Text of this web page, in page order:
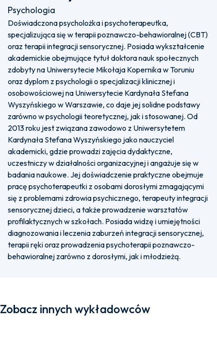
Psychologia
Doświadczona psycholożka i psychoterapeutka,
specjalizująca się w terapii poznawczo-behawioralnej (CBT)
oraz terapii integracji sensorycznej. Posiada wykształcenie
akademickie obejmujące tytuł doktora nauk społecznych
zdobyty na Uniwersytecie Mikołaja Kopernika w Toruniu
oraz dyplom z psychologii o specjalizacji klinicznej i
osobowościowej na Uniwersytecie Kardynała Stefana
Wyszyńskiego w Warszawie, co daje jej solidne podstawy
zarówno w psychologii teoretycznej, jak i stosowanej. Od
2013 roku jest związana zawodowo z Uniwersytetem
Kardynała Stefana Wyszyńskiego jako nauczyciel
akademicki, gdzie prowadzi zajęcia dydaktyczne,
uczestniczy w działalności organizacyjnej i angażuje się w
badania naukowe. Jej doświadczenie praktyczne obejmuje
pracę psychoterapeutki z osobami dorosłymi zmagającymi
się z problemami zdrowia psychicznego, terapeuty integracji
sensorycznej dzieci, a także prowadzenie warsztatów
profilaktycznych w szkołach. Posiada widzę i umiejętności
diagnozowania i leczenia zaburzeń integracji sensorycznej,
terapii ręki oraz prowadzenia psychoterapii poznawczo-
behawioralnej zarówno z dorosłymi, jak i młodzieżą.
Zobacz innych wykładowców